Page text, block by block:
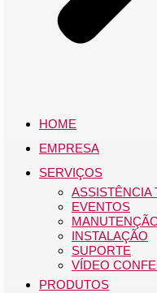
HOME
EMPRESA
SERVIÇOS
ASSISTÊNCIA
EVENTOS
INSTALAÇÃO
SUPORTE
VÍDEO
PRODUTOS